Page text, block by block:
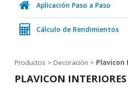
Aplicación Paso a Paso
Cálculo de Rendimientos
Productos > Decoración > Plavicon
PLAVICON INTERIORES